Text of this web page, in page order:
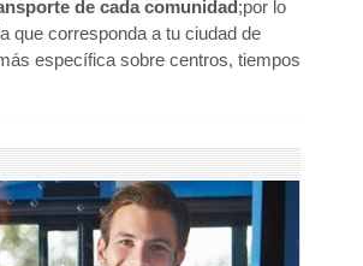
de cada comunidad ;por lo
que corresponda a tu ciudad de
específica sobre centros, tiempos